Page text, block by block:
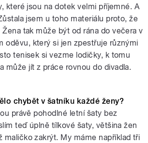
které jsou na dotek velmi příjemné. A
jsem u toho materiálu proto, že
tak může být od rána do večera v
oděvu, který si jen zpestřuje různými
tenisek si vezme lodičky, k tomu
může jít z práce rovnou do divadla.
chybět v šatníku každé ženy?
právě pohodlné letní šaty bez
teď úplně tílkové šaty, většina žen
maličko zakrýt. My máme například tři